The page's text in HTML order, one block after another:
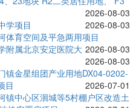
2026-08-03
学项目
2026-08-03
体育空间及平急两用项目
2026-08-03
附属北京安定医院大
2026-08-03
镇金星组团产业用地DX04-0202-
目
2026-07-01
镇中心区洄城等5村棚户区改造土